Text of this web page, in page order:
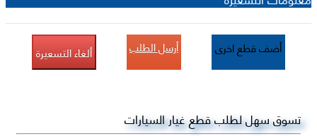
أضف قطع اخرى أرسل الطلب ألغاء التسعيرة
تسوق سهل لطلب قطع غيار السيارات